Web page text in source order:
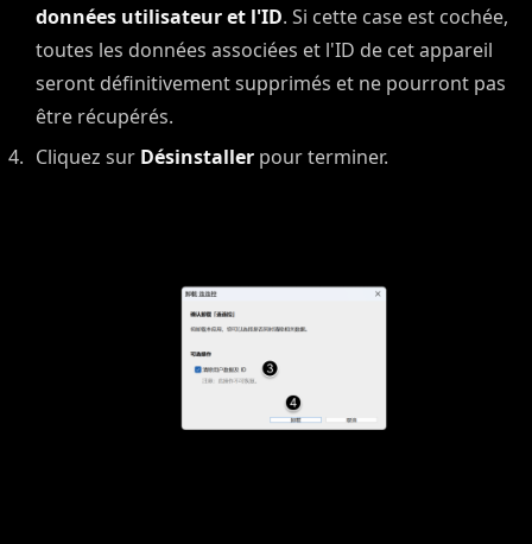
données utilisateur et l'ID. Si cette case est cochée,
toutes les données associées et l'ID de cet appareil
seront définitivement supprimés et ne pourront pas
être récupérés.
Cliquez sur Désinstaller pour terminer.